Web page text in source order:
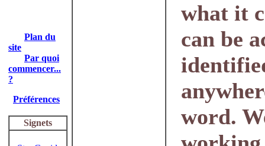
Plan du
site
Par quoi
commencer...
?
Préférences
Signets
what it
can be
word.